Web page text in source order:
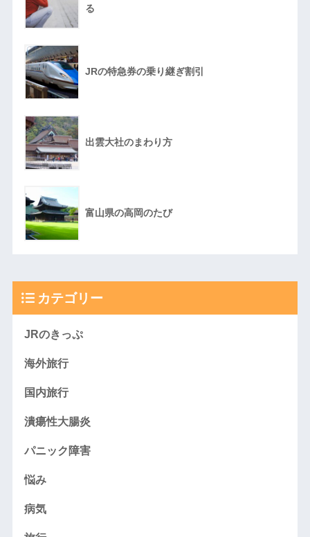
る
JRの特急券の乗り継ぎ割引
出雲大社のまわり方
富山県の高岡のたび
カテゴリー
JRのきっぷ
海外旅行
国内旅行
潰瘍性大腸炎
パニック障害
悩み
病気